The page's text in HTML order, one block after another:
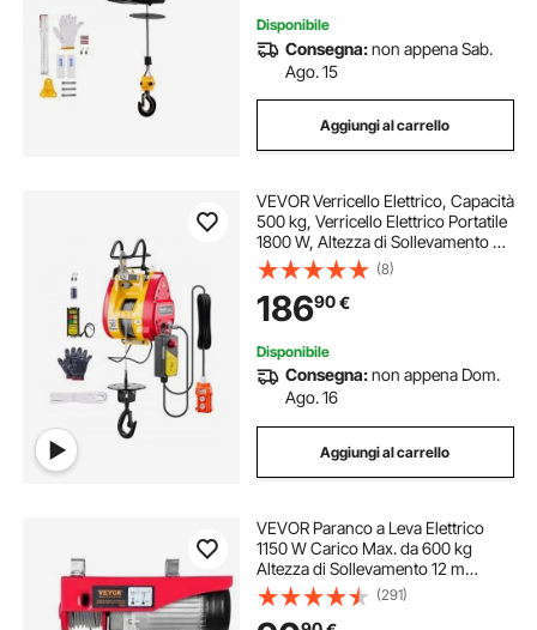
Disponibile
Consegna:non appena Sab.
Ago. 15
Aggiungi al carrello
VEVOR Verricello Elettrico, Capacità
500 kg, Verricello Elettrico Portatile
1800 W, Altezza di Sollevamento 30
m, 11 m/min con Telecomando a
Filo e Wireless, per Garage
Fabbrica Sollevamento Traino
(8)
18690€
Disponibile
Consegna:non appena Dom.
Ago. 16
Aggiungi al carrello
VEVOR Paranco a Leva Elettrico
1150 W Carico Max. da 600 kg
Altezza di Sollevamento 12 m
Motore con Telecomando, Paranco
Elettrico a Leva per Sollevamento
(291)